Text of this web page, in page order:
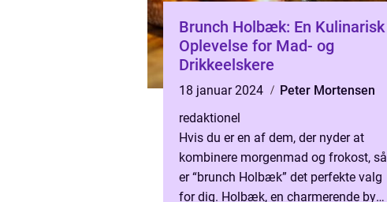
Brunch Holbæk: En Kulinarisk
Oplevelse for Mad- og
Drikkeelskere
18 januar 2024
Peter Mortensen
redaktionel
Hvis du er en af dem, der nyder at
kombinere morgenmad og frokost, så
er “brunch Holbæk” det perfekte valg
for dig. Holbæk, en charmerende by